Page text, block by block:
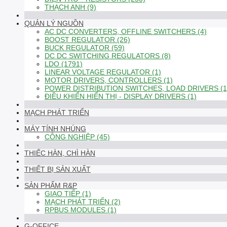
THẠCH ANH (9)
QUẢN LÝ NGUỒN
AC DC CONVERTERS, OFFLINE SWITCHERS (4)
BOOST REGULATOR (26)
BUCK REGULATOR (59)
DC DC SWITCHING REGULATORS (8)
LDO (1791)
LINEAR VOLTAGE REGULATOR (1)
MOTOR DRIVERS, CONTROLLERS (1)
POWER DISTRIBUTION SWITCHES, LOAD DRIVERS
ĐIỀU KHIỂN HIỂN THỊ - DISPLAY DRIVERS (1)
MẠCH PHÁT TRIỂN
MÁY TÍNH NHÚNG
CÔNG NGHIỆP (45)
THIẾC HÀN, CHÌ HÀN
THIẾT BỊ SẢN XUẤT
SẢN PHẨM R&P
GIAO TIẾP (1)
MẠCH PHÁT TRIỂN (2)
RPBUS MODULES (1)